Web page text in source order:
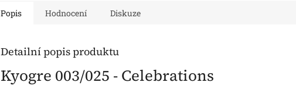
Popis Hodnocení Diskuze
Detailní popis produktu
Kyogre 003/025 - Celebrations